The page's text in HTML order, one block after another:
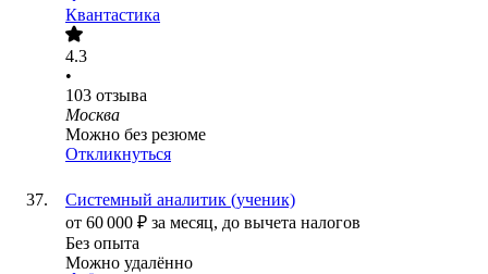
Квантастика
4.3
•
103 отзыва
Москва
Можно без резюме
Откликнуться
Системный аналитик (ученик)
от 60 000 ₽ за месяц, до вычета налогов
Без опыта
Можно удалённо